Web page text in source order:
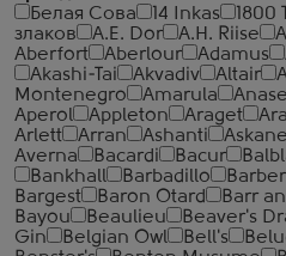
Белая Сова
14 Inkas 1800
злаков
A.E. Dor A.H. Riise
Aberfort
Aberlour Adamus
Akashi-Tai
Akvadiv Altair
Montenegro
Amarula
Aperol
Appleton Araget
Arlett
Arran Ashanti
Averna
Bacardi Bacur
Bankhall
Barbadillo
Bargest
Baron Otard Barr
Bayou
Beaulieu Beaver's
Gin
Belgian Owl Bell's